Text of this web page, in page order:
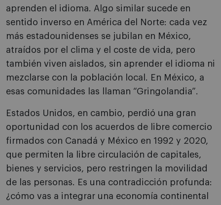
aprenden el idioma. Algo similar sucede en
sentido inverso en América del Norte: cada vez
más estadounidenses se jubilan en México,
atraídos por el clima y el coste de vida, pero
también viven aislados, sin aprender el idioma ni
mezclarse con la población local. En México, a
esas comunidades las llaman “Gringolandia”.
Estados Unidos, en cambio, perdió una gran
oportunidad con los acuerdos de libre comercio
firmados con Canadá y México en 1992 y 2020,
que permiten la libre circulación de capitales,
bienes y servicios, pero restringen la movilidad
de las personas. Es una contradicción profunda:
¿cómo vas a integrar una economía continental